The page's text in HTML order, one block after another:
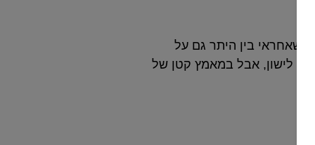
שאחראי בין היתר גם על
לישון, אבל במאמץ קטן של